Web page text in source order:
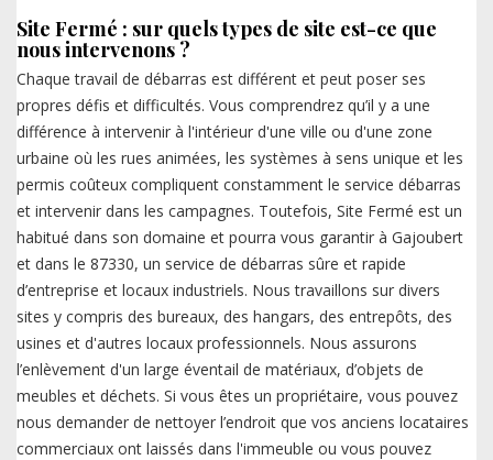
Site Fermé : sur quels types de site est-ce que
nous intervenons ?
Chaque travail de débarras est différent et peut poser ses
propres défis et difficultés. Vous comprendrez qu’il y a une
différence à intervenir à l'intérieur d'une ville ou d'une zone
urbaine où les rues animées, les systèmes à sens unique et les
permis coûteux compliquent constamment le service débarras
et intervenir dans les campagnes. Toutefois, Site Fermé est un
habitué dans son domaine et pourra vous garantir à Gajoubert
et dans le 87330, un service de débarras sûre et rapide
d’entreprise et locaux industriels. Nous travaillons sur divers
sites y compris des bureaux, des hangars, des entrepôts, des
usines et d'autres locaux professionnels. Nous assurons
l’enlèvement d'un large éventail de matériaux, d’objets de
meubles et déchets. Si vous êtes un propriétaire, vous pouvez
nous demander de nettoyer l’endroit que vos anciens locataires
commerciaux ont laissés dans l'immeuble ou vous pouvez